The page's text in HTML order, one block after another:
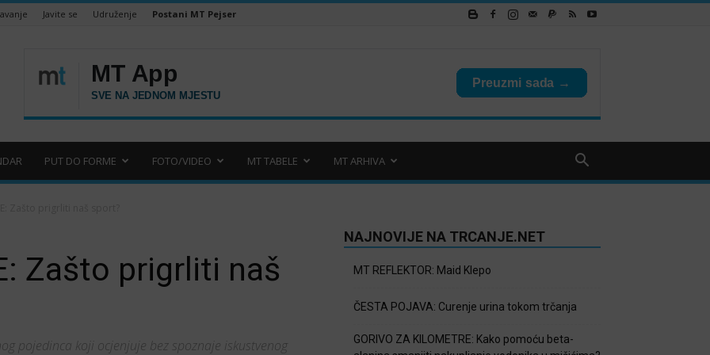
Javite se Udruženje Postani MT Pejser
PUT DO FORME FOTO/VIDEO MT TABELE MT ARHIVA
Zašto prigrliti naš
pojedinca koji ocjenjuje bez spoznaje iskustvenog
NAJNOVIJE NA TRCANJE.NET
MT REFLEKTOR: Maid Klepo
ČESTA POJAVA: Curenje urina tokom trčanja
GORIVO ZA KILOMETRE: Kako pomoću beta-